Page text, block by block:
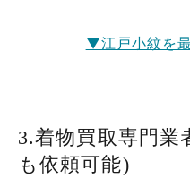
▼江戸小紋を
3.着物買取専門
も依頼可能)